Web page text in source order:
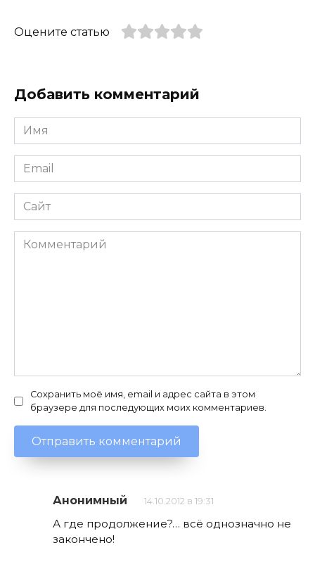
Оцените статью
Добавить комментарий
Имя
*
Email
*
Сайт
Комментарий
Сохранить моё имя, email и адрес сайта в этом
браузере для последующих моих комментариев.
Анонимный 14.10.2012 в 19:31
А где продолжение?… всё однозначно не
закончено!